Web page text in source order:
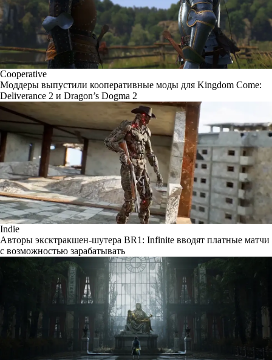
Cooperative
Моддеры выпустили кооперативные моды для Kingdom Come:
Deliverance 2 и Dragon’s Dogma 2
Indie
Авторы эксктракшен-шутера BR1: Infinite вводят платные матчи
с возможностью зарабатывать